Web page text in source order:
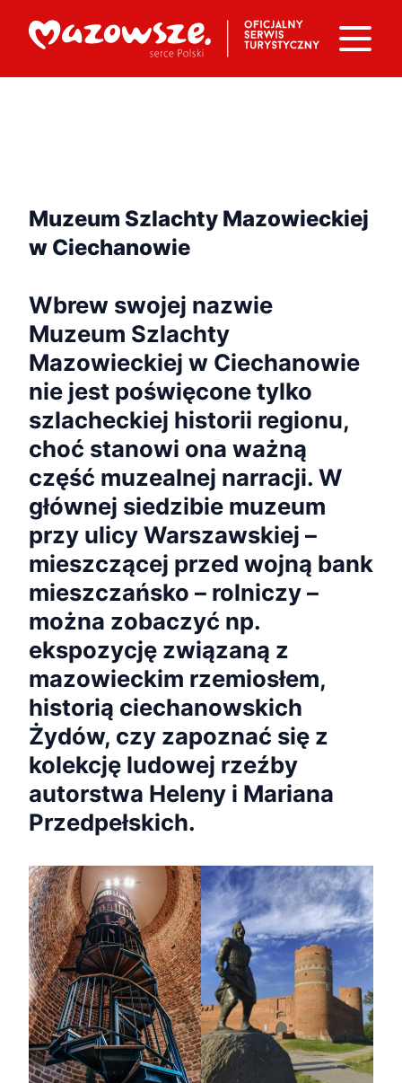
Muzeum Szlachty Mazowieckiej
w Ciechanowie
Wbrew swojej nazwie
Muzeum Szlachty
Mazowieckiej w Ciechanowie
nie jest poświęcone tylko
szlacheckiej historii regionu,
choć stanowi ona ważną
część muzealnej narracji. W
głównej siedzibie muzeum
przy ulicy Warszawskiej –
mieszczącej przed wojną bank
mieszczańsko – rolniczy –
można zobaczyć np.
ekspozycję związaną z
mazowieckim rzemiosłem,
historią ciechanowskich
Żydów, czy zapoznać się z
kolekcję ludowej rzeźby
autorstwa Heleny i Mariana
Przedpełskich.